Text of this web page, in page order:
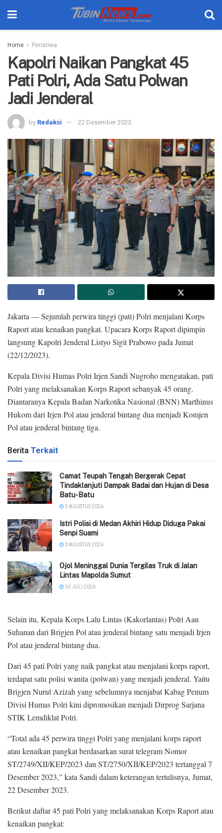
Home Peristiwa
Kapolri Naikan Pangkat 45
Pati Polri, Ada Satu Polwan
Jadi Jenderal
by Redaksi 22 Desember 2023
Jakarta — Sejumlah perwira tinggi (pati) Polri menjalani Korps
Raport atau kenaikan pangkat. Upacara Korps Raport dipimpin
langsung Kapolri Jenderal Listyo Sigit Prabowo pada Jumat
(22/12/2023).
Kepala Divisi Humas Polri Irjen Sandi Nugroho mengatakan, pati
Polri yang melaksanakan Korps Raport sebanyak 45 orang.
Diantaranya Kepala Badan Narkotika Nasional (BNN) Marthinus
Hukom dari Irjen Pol atau jenderal bintang dua menjadi Komjen
Pol atau jenderal bintang tiga.
Berita Terkait
Camat Teupah Tengah Bergerak Cepat
Tindaklanjuti Dampak Badai dan Hujan di Desa
Batu-Batu
3 AGUSTUS 2026
‎Istri Polisi di Medan Akhiri Hidup Diduga Pakai
Senpi Suami
3 AGUSTUS 2026
Ojol Meninggal Dunia Tergilas Truk di Jalan
Lintas Mapolda Sumut
30 JULI 2026
Selain itu, Kepala Korps Lalu Lintas (Kakorlantas) Polri Aan
Suhanan dari Brigjen Pol atau jenderal bintang satu menjadi Irjen
Pol atau jenderal bintang dua.
Dari 45 pati Polri yang naik pangkat atau menjalani korps raport,
terdapat satu polisi wanita (polwan) yang menjadi jenderal. Yaitu
Brigjen Nurul Azizah yang sebelumnya menjabat Kabag Penum
Divisi Humas Polri kini dipromosikan menjadi Dirprog Sarjana
STIK Lemdiklat Polri.
“Total ada 45 perwira tinggi Polri yang menjalani korps raport
atau kenaikan pangkat berdasarkan surat telegram Nomor
ST/2749/XII/KEP/2023 dan ST/2750/XII/KEP/2023 tertanggal 7
Desember 2023,” kata Sandi dalam keterangan tertulisnya, Jumat,
22 Desember 2023.
Berikut daftar 45 pati Polri yang melaksanakan Korps Raport atau
kenaikan pangkat: